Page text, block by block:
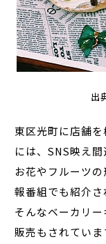
出
東区光町に店舗を
には、SNS映え
お花やフルーツ
報番組でも紹介さ
そんなベーカリ
販売もされていま